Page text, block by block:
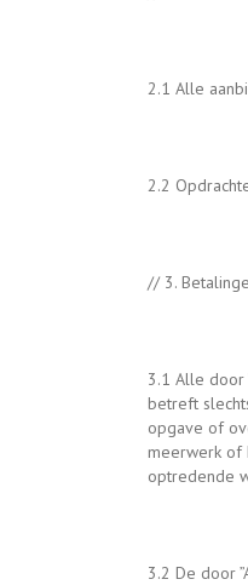
2.1 Alle
2.2
// 3.
3.1 Alle door
betreft
opgave of
meerwerk of
optredende
3.2 De door